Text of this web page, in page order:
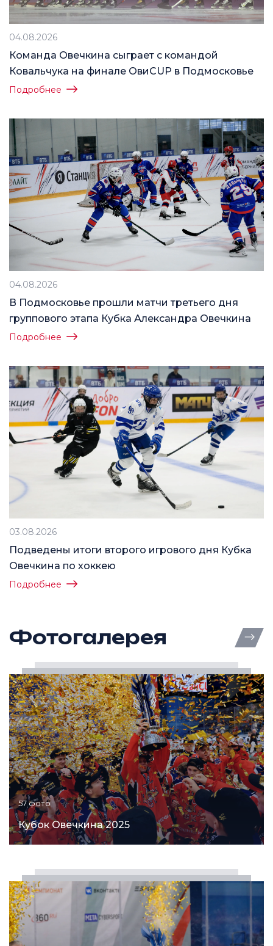
04.08.2026
Команда Овечкина сыграет с командой
Ковальчука на финале ОвиCUP в Подмосковье
Подробнее
04.08.2026
В Подмосковье прошли матчи третьего дня
группового этапа Кубка Александра Овечкина
Подробнее
03.08.2026
Подведены итоги второго игрового дня Кубка
Овечкина по хоккею
Подробнее
Фотогалерея Все
57 фото
Кубок Овечкина 2025